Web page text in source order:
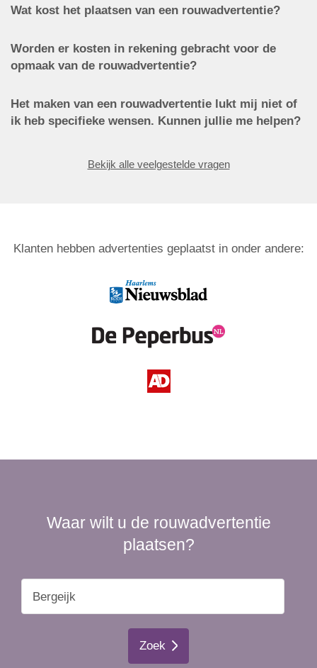
Wat kost het plaatsen van een rouwadvertentie?
Worden er kosten in rekening gebracht voor de
opmaak van de rouwadvertentie?
Het maken van een rouwadvertentie lukt mij niet of
ik heb specifieke wensen. Kunnen jullie me helpen?
Bekijk alle veelgestelde vragen
Klanten hebben advertenties geplaatst in onder andere:
Waar wilt u de rouwadvertentie
plaatsen?
Zoek